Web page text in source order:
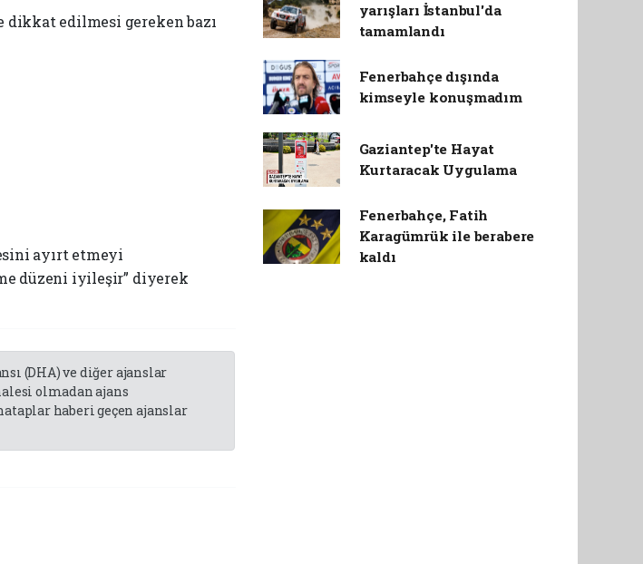
dikkat edilmesi gereken bazı
ayırt etmeyi
düzeni iyileşir” diyerek
(DHA) ve diğer ajanslar
olmadan ajans
haberi geçen ajanslar
yarışları İstanbul'da
tamamlandı
Fenerbahçe dışında
kimseyle konuşmadım
Gaziantep'te Hayat
Kurtaracak Uygulama
Fenerbahçe, Fatih
Karagümrük ile berabere
kaldı